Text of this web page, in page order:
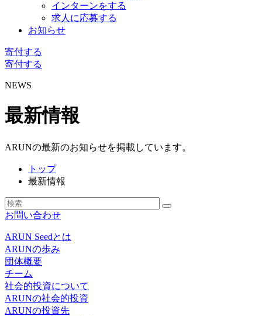
インターンをする
求人に応募する
お知らせ
寄付する
寄付する
NEWS
最新情報
ARUNの最新のお知らせを掲載しています。
トップ
最新情報
お問い合わせ
ARUN Seedとは
ARUNの歩み
団体概要
チーム
社会的投資について
ARUNの社会的投資
ARUNの投資先